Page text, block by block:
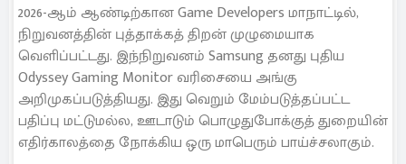
2026-ஆம் ஆண்டிற்கான Game Developers மாநாட்டில்,
நிறுவனத்தின் புத்தாக்கத் திறன் முழுமையாக
வெளிப்பட்டது. இந்நிறுவனம் Samsung தனது புதிய
Odyssey Gaming Monitor வரிசையை அங்கு
அறிமுகப்படுத்தியது. இது வெறும் மேம்படுத்தப்பட்ட
பதிப்பு மட்டுமல்ல, ஊடாடும் பொழுதுபோக்குத் துறையின்
எதிர்காலத்தை நோக்கிய ஒரு மாபெரும் பாய்ச்சலாகும்.